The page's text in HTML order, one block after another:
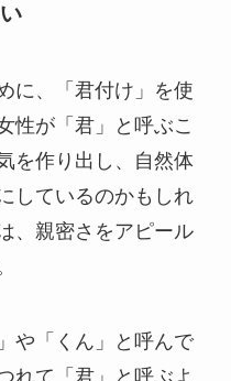
に、「君付け」を使
性が「君」と呼ぶこ
を作り出し、自然体
しているのかもしれ
、親密さをアピール
や「くん」と呼んで
れて「君」と呼ぶよ